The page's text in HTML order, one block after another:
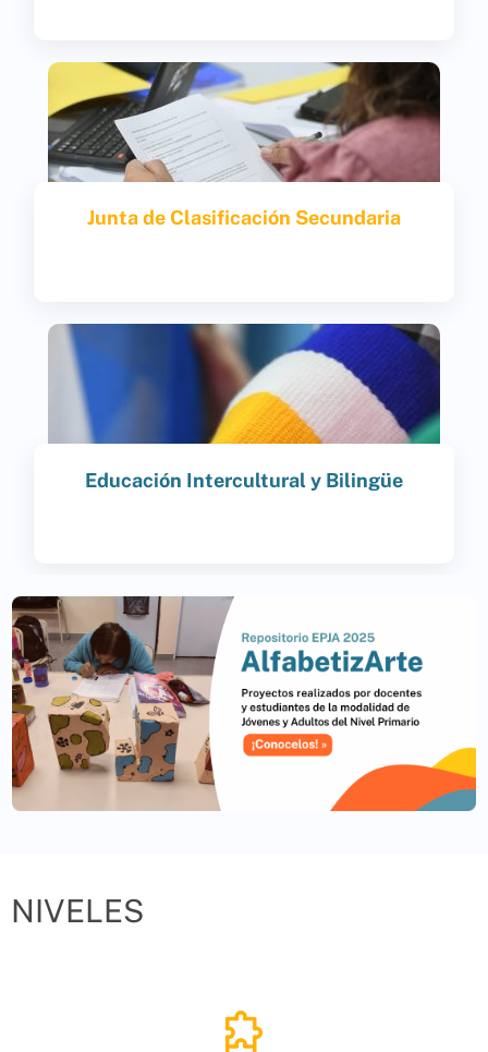
Acceder
Junta de Clasificación Secundaria
Acceder
Educación Intercultural y Bilingüe
Acceder
NIVELES